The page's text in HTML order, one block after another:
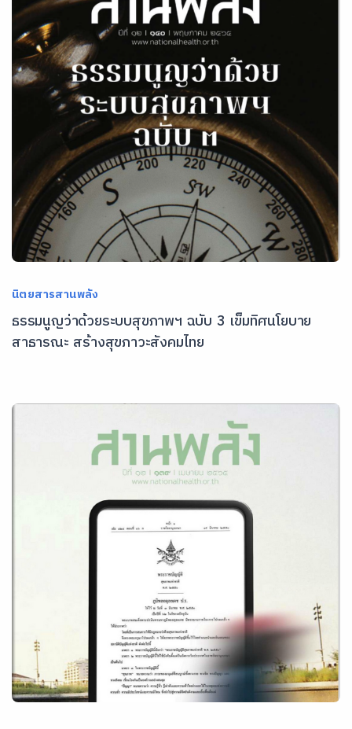
นิตยสารสานพลัง
ธรรมนูญว่าด้วยระบบสุขภาพฯ ฉบับ 3 เข็มทิศนโยบาย
สาธารณะ สร้างสุขภาวะสังคมไทย